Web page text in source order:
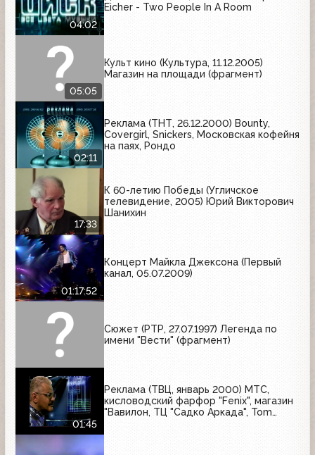
04:02
Eicher - Two People In A Room
05:05
Культ кино (Культура, 11.12.2005)
Магазин на площади (фрагмент)
02:11
Реклама (ТНТ, 26.12.2000) Bounty,
Covergirl, Snickers, Московская кофейня
на паях, Рондо
17:33
К 60-летию Победы (Угличское
телевидение, 2005) Юрий Викторович
Шанихин
01:17:52
Концерт Майкла Джексона (Первый
канал, 05.07.2009)
Сюжет (РТР, 27.07.1997) Легенда по
имени "Вести" (фрагмент)
01:45
Реклама (ТВЦ, январь 2000) МТС,
кисловодский фарфор "Fenix", магазин
"Вавилон, ТЦ "Садко Аркада", Tom